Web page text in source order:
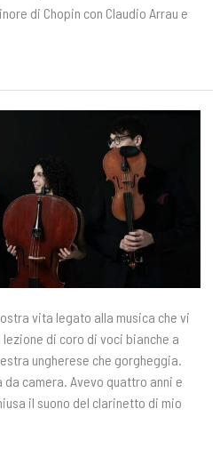
di Chopin con Claudio Arrau e
vita legato alla musica che vi
di coro di voci bianche a
ungherese che gorgheggia.
da camera. Avevo quattro anni e
il suono del clarinetto di mio